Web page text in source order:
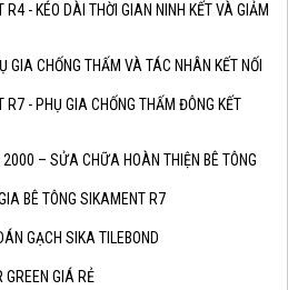
R4 - KÉO DÀI THỜI GIAN NINH KẾT VÀ GIẢM
GIA CHỐNG THẤM VÀ TÁC NHÂN KẾT NỐI
R7 - PHỤ GIA CHỐNG THẤM ĐÔNG KẾT
– SỬA CHỮA HOÀN THIỆN BÊ TÔNG
BÊ TÔNG SIKAMENT R7
GẠCH SIKA TILEBOND
GREEN GIÁ RẺ